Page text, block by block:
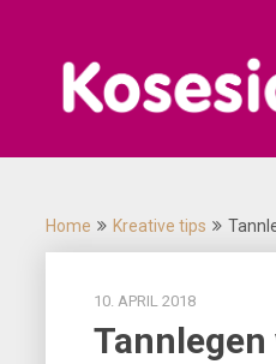
Home Kreative tips
10. APRIL 2018